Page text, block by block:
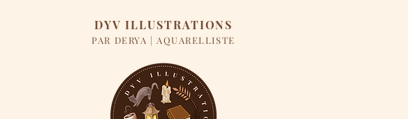
DYV ILLUSTRATIONS
PAR DERYA | AQUARELLISTE